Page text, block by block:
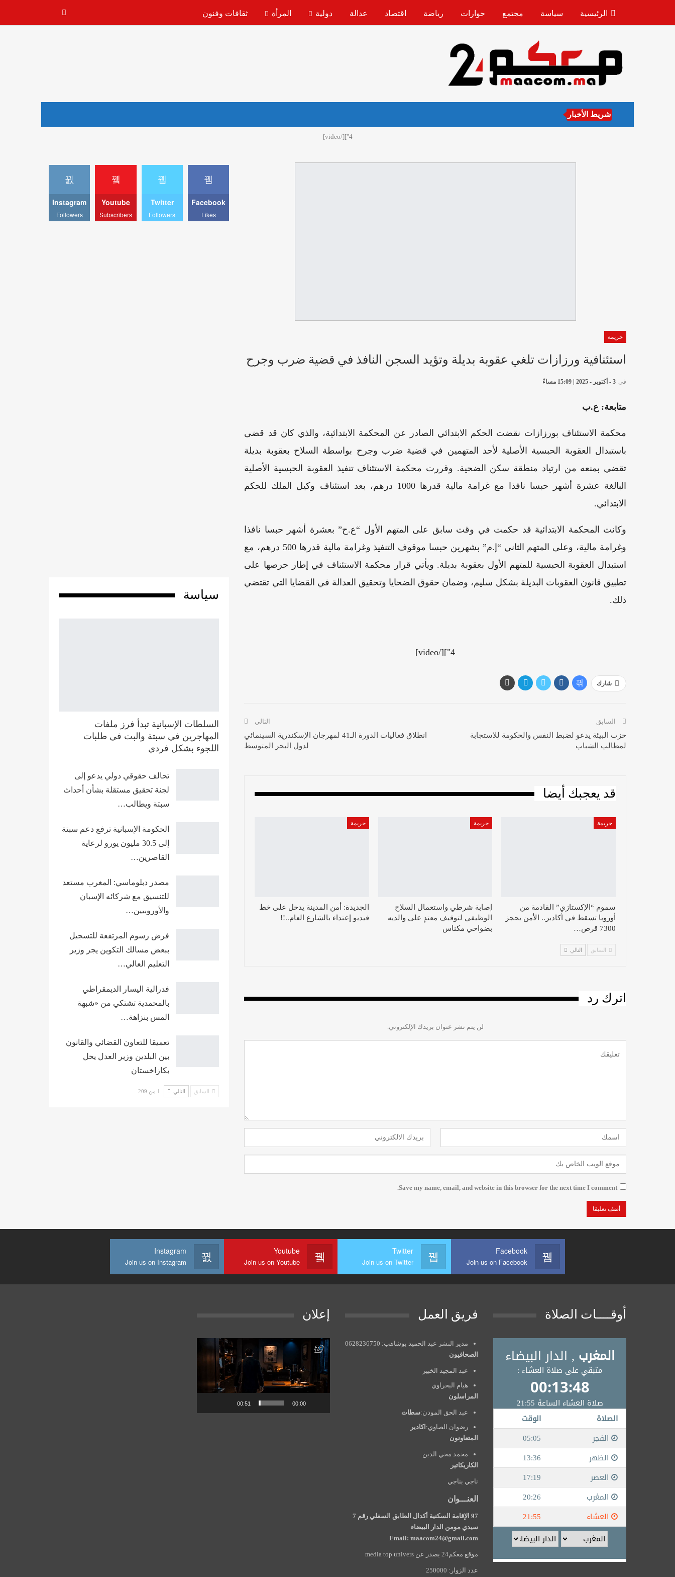
الرئيسية سياسة مجتمع حوارات رياضة اقتصاد عدالة دولية المرأة ثقافات وفنون
شريط الأخبار
4"][/video]
جريمة
استئنافية ورزازات تلغي عقوبة بديلة وتؤيد السجن النافذ في قضية ضرب وجرح
في 3 - أكتوبر - 2025 | 15:09 مساءً
متابعة: ع.ب
محكمة الاستئناف بورزازات نقضت الحكم الابتدائي الصادر عن المحكمة الابتدائية، والذي كان قد قضى
باستبدال العقوبة الحبسية الأصلية لأحد المتهمين في قضية ضرب وجرح بواسطة السلاح بعقوبة بديلة
تقضي بمنعه من ارتياد منطقة سكن الضحية. وقررت محكمة الاستئناف تنفيذ العقوبة الحبسية الأصلية
البالغة عشرة أشهر حبسا نافذا مع غرامة مالية قدرها 1000 درهم، بعد استئناف وكيل الملك للحكم
الابتدائي.
وكانت المحكمة الابتدائية قد حكمت في وقت سابق على المتهم الأول “ع.ح” بعشرة أشهر حبسا نافذا
وغرامة مالية، وعلى المتهم الثاني “إ.م” بشهرين حبسا موقوف التنفيذ وغرامة مالية قدرها 500 درهم، مع
استبدال العقوبة الحبسية للمتهم الأول بعقوبة بديلة. ويأتي قرار محكمة الاستئناف في إطار حرصها على
تطبيق قانون العقوبات البديلة بشكل سليم، وضمان حقوق الضحايا وتحقيق العدالة في القضايا التي تقتضي
ذلك.
4"][/video]
شارك
السابق
حزب البيئة يدعو لضبط النفس والحكومة للاستجابة
لمطالب الشباب
التالي
انطلاق فعاليات الدورة الـ41 لمهرجان الإسكندرية السينمائي
لدول البحر المتوسط
قد يعجبك أيضا
جريمة
سموم “الإكستازي” القادمة من
أوروبا تسقط في أكادير.. الأمن يحجز
7300 قرص…
جريمة
إصابة شرطي واستعمال السلاح
الوظيفي لتوقيف معتدٍ على والديه
بضواحي مكناس
جريمة
الجديدة: أمن المدينة يدخل على خط
فيديو إعتداء بالشارع العام..!!
السابق التالي
اترك رد
لن يتم نشر عنوان بريدك الإلكتروني.
Save my name, email, and website in this browser for the next time I comment.
Facebook
Likes
Twitter
Followers
Youtube
Subscribers
Instagram
Followers
سياسة
السلطات الإسبانية تبدأ فرز ملفات
المهاجرين في سبتة والبت في طلبات
اللجوء بشكل فردي
تحالف حقوقي دولي يدعو إلى
لجنة تحقيق مستقلة بشأن أحداث
سبتة ويطالب…
الحكومة الإسبانية ترفع دعم سبتة
إلى 30.5 مليون يورو لرعاية
القاصرين…
مصدر دبلوماسي: المغرب مستعد
للتنسيق مع شركائه الإسبان
والأوروبيين…
فرض رسوم المرتفعة للتسجيل
ببعض مسالك التكوين يجر وزير
التعليم العالي…
فدرالية اليسار الديمقراطي
بالمحمدية تشتكي من «شبهة
المس بنزاهة…
تعميقا للتعاون القضائي والقانون
بين البلدين وزير العدل يحل
بكازاخستان
السابق التالي 1 من 209
Facebook
Join us on Facebook
Twitter
Join us on Twitter
Youtube
Join us on Youtube
Instagram
Join us on Instagram
أوقــــات الصلاة فريق العمل
مدير النشر عبد الحميد بوشاهب: 0628236750
الصحافيون
عبد المجيد الخبير
هيام البحراوي
المراسلون
عبد الحق المودن:سطات
رضوان الصاوي: اكادير
المتعاونون
محمد محي الدين
الكاريكاتير
ناجي بناجي
العنـــوان
97 الإقامة السكنية أكدال الطابق السفلي رقم 7
سيدي مومن الدار البيضاء
Email: maacom24@gmail.com
موقع معكم24 يصدر عن media top univers
عدد الزوار: 250000
إعلان
مشغل
الفيديو
00:00
00:51